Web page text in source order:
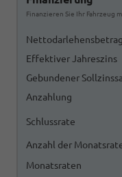
Finanzieren Sie Ihr Fahrzeug
Nettodarlehensbetrag
Effektiver Jahreszins
Gebundener
Anzahlung
Schlussrate
Anzahl der
Monatsraten